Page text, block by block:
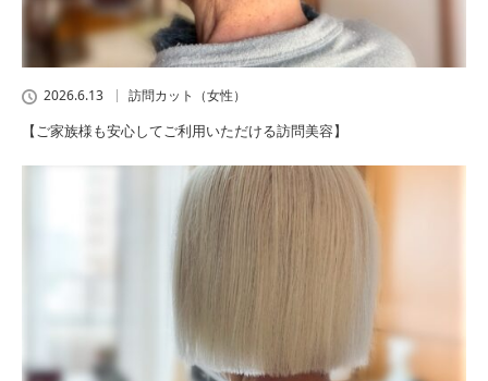
2026.6.13 訪問カット（女性）
【ご家族様も安心してご利用いただける訪問美容】